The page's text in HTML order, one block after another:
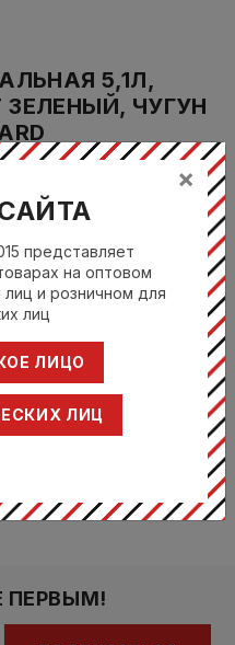
5,1Л,
ЗЕЛЕНЫЙ, ЧУГУН
ПЕРВЫМ!
×
представляет
на оптовом
и розничном для
лиц
ЛИЦО
ЛИЦ